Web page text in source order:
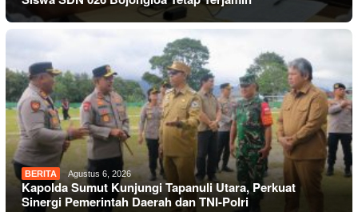
BERITA Agustus 6, 2026
Kapolda Sumut Kunjungi Tapanuli Utara, Perkuat
Sinergi Pemerintah Daerah dan TNI-Polri